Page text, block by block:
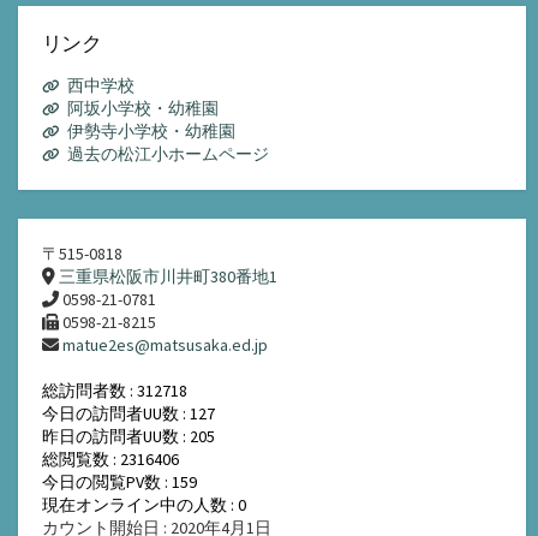
イ
リンク
西中学校
阿坂小学校・幼稚園
伊勢寺小学校・幼稚園
過去の松江小ホームページ
〒515-0818
三重県松阪市川井町380番地1
0598-21-0781
0598-21-8215
matue2es@matsusaka.ed.jp
総訪問者数 : 312718
今日の訪問者UU数 : 127
昨日の訪問者UU数 : 205
総閲覧数 : 2316406
今日の閲覧PV数 : 159
現在オンライン中の人数 : 0
カウント開始日 : 2020年4月1日